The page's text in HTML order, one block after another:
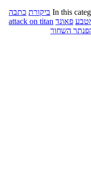
In this ביקורת כתבה
פאונד attack on titan
השחור